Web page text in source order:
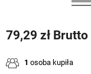
79,29 zł Brutto
1 osoba kupiła